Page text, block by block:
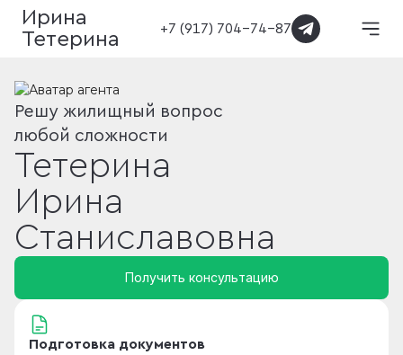
Ирина
Тетерина
+7 (917) 704-74-87
Решу жилищный вопрос
любой сложности
Тетерина
Ирина
Станиславовна
Получить консультацию
Подготовка документов